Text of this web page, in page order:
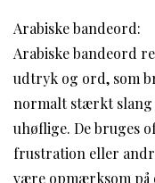
Arabiske bandeord:
Arabiske bandeord
udtryk og ord, som
normalt stærkt slang
uhøflige. De bruges
frustration eller
være opmærksom på